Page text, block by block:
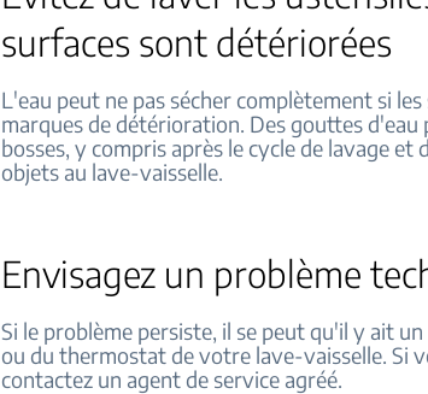
surfaces sont détériorées
L'eau peut ne pas sécher complètement si
marques de détérioration. Des gouttes
bosses, y compris après le cycle de lavage et
objets au lave-vaisselle.
Envisagez un problème
Si le problème persiste, il se peut qu'il y ait
ou du thermostat de votre lave-vaisselle. Si
contactez un agent de service agréé.